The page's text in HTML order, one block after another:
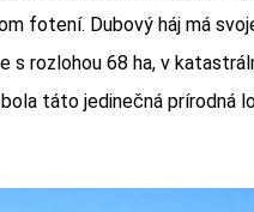
fotení. Dubový háj má
s rozlohou 68 ha, v
táto jedinečná prírodná